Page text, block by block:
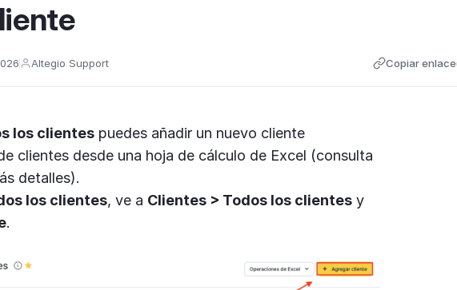
Altegio Support Copiar enlace
los clientes puedes añadir un nuevo cliente
clientes desde una hoja de cálculo de Excel (consulta
detalles).
los clientes, ve a Clientes > Todos los clientes y
.